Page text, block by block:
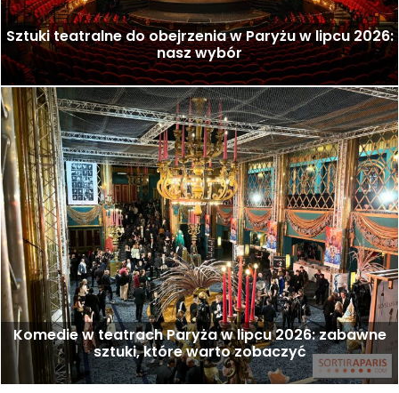
Sztuki teatralne do obejrzenia w Paryżu w lipcu 2026:
nasz wybór
Komedie w teatrach Paryża w lipcu 2026: zabawne
sztuki, które warto zobaczyć